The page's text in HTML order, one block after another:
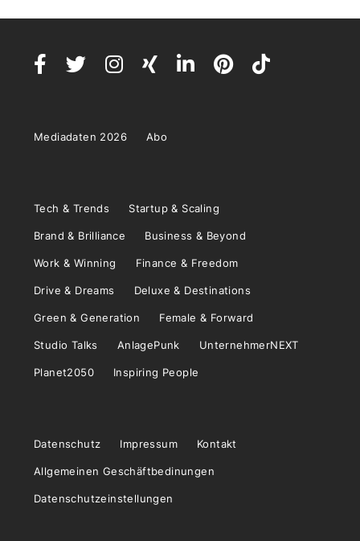
Mediadaten 2026 Abo
Tech & Trends Startup & Scaling
Brand & Brilliance Business & Beyond
Work & Winning Finance & Freedom
Drive & Dreams Deluxe & Destinations
Green & Generation Female & Forward
Studio Talks AnlagePunk UnternehmerNEXT
Planet2050 Inspiring People
Datenschutz Impressum Kontakt
Allgemeinen Geschäftbedinungen
Datenschutzeinstellungen